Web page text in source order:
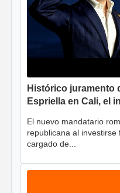
Histórico juramento
Espriella en Cali, el
El nuevo mandatario
republicana al
cargado de...